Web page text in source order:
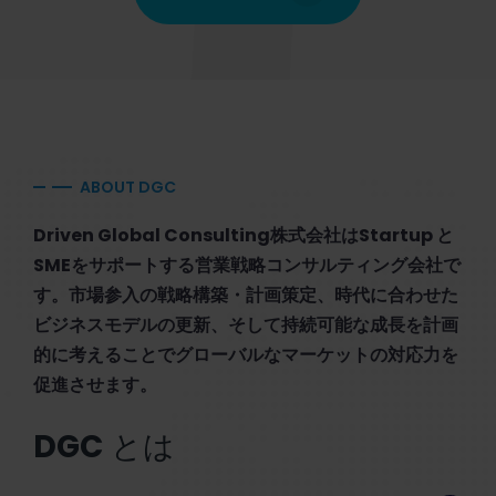
ABOUT DGC
Driven Global Consulting株式会社はStartup と
SMEをサポートする営業戦略コンサルティング会社で
す。市場参入の戦略構築・計画策定、時代に合わせた
ビジネスモデルの更新、そして持続可能な成長を計画
的に考えることでグローバルなマーケットの対応力を
促進させます。
DGC とは